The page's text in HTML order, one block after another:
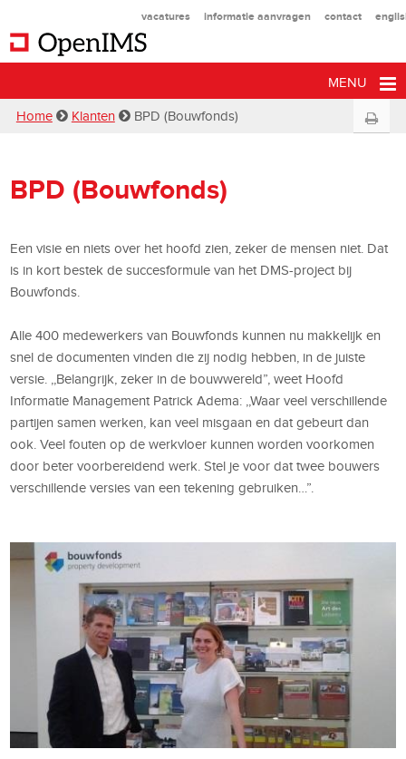
vacatures informatie aanvragen contact
MENU
Home Klanten BPD (Bouwfonds)
BPD (Bouwfonds)
Een visie en niets over het hoofd zien, zeker de mensen niet. Dat
is in kort bestek de succesformule van het DMS-project bij
Bouwfonds.
Alle 400 medewerkers van Bouwfonds kunnen nu makkelijk en
snel de documenten vinden die zij nodig hebben, in de juiste
versie. ,,Belangrijk, zeker in de bouwwereld”, weet Hoofd
Informatie Management Patrick Adema: ,,Waar veel verschillende
partijen samen werken, kan veel misgaan en dat gebeurt dan
ook. Veel fouten op de werkvloer kunnen worden voorkomen
door beter voorbereidend werk. Stel je voor dat twee bouwers
verschillende versies van een tekening gebruiken…”.